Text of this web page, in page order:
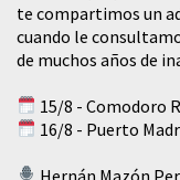
te compartimos un
cuando le
de muchos años de
15/8 - Comodoro
16/8 - Puerto
Hernán Mazón